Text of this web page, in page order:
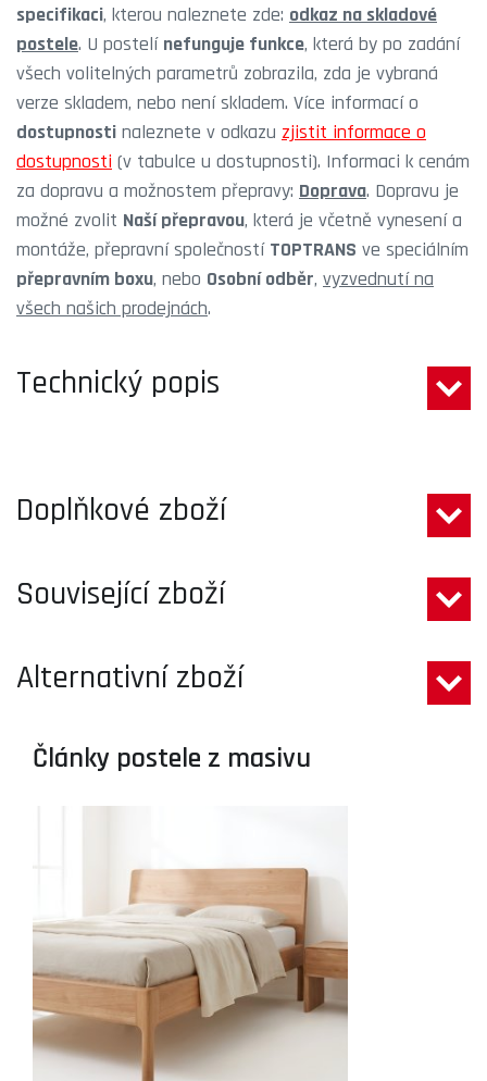
Články postele z masivu
specifikaci, kterou naleznete zde: odkaz na skladové
postele. U postelí nefunguje funkce, která by po zadání
všech volitelných parametrů zobrazila, zda je vybraná
verze skladem, nebo není skladem. Více informací o
dostupnosti naleznete v odkazu zjistit informace o
dostupnosti (v tabulce u dostupnosti). Informaci k cenám
za dopravu a možnostem přepravy: Doprava. Dopravu je
možné zvolit Naší přepravou, která je včetně vynesení a
montáže, přepravní společností TOPTRANS ve speciálním
přepravním boxu, nebo Osobní odběr, vyzvednutí na
všech našich prodejnách.
Technický popis
Doplňkové zboží
Související zboží
Alternativní zboží